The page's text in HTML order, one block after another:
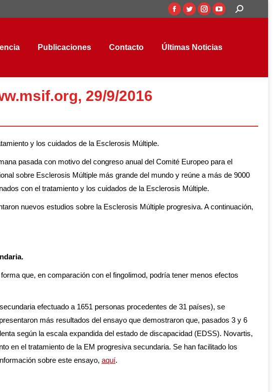
Facebook
window
Twitter
window
Instagram
window
YouTube
window
Buscar:
Publicaciones Contacto Últimas Noticias
29/9/2016
y los cuidados de la Esclerosis Múltiple.
pasada con motivo del congreso anual del Comité Europeo para el
sobre Esclerosis Múltiple más grande del mundo y reúne a más de 9000
con el tratamiento y los cuidados de la Esclerosis Múltiple.
nuevos estudios sobre la Esclerosis Múltiple progresiva. A continuación,
que, en comparación con el fingolimod, podría tener menos efectos
efectuado a 1651 personas procedentes de 31 países), se
más resultados del ensayo que demostraron que, pasados 3 y 6
según la escala expandida del estado de discapacidad (EDSS). Novartis,
en el tratamiento de la EM progresiva secundaria. Se han facilitado los
sobre este ensayo, aquí.